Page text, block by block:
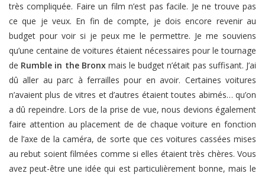
très compliquée. Faire un film n’est pas facile. Je ne trouve pas
ce que je veux. En fin de compte, je dois encore revenir au
budget pour voir si je peux me le permettre. Je me souviens
qu’une centaine de voitures étaient nécessaires pour le tournage
de Rumble in the Bronxmais le budget n’était pas suffisant. J’ai
dû aller au parc à ferrailles pour en avoir. Certaines voitures
n’avaient plus de vitres et d’autres étaient toutes abimés… qu’on
a dû repeindre. Lors de la prise de vue, nous devions également
faire attention au placement de de chaque voiture en fonction
de l’axe de la caméra, de sorte que ces voitures cassées mises
au rebut soient filmées comme si elles étaient très chères. Vous
avez peut-être une idée qui est particulièrement bonne, mais le